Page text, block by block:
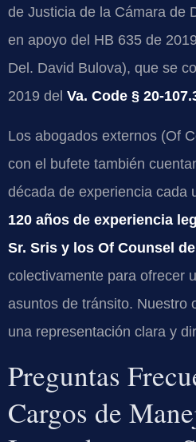
de Justicia de la Cámara de
en apoyo del HB 635 de
Del. David Bulova), que se
2019 del Va. Code § 20-
Los abogados externos (Of
con el bufete también
década de experiencia cada
120 años de experiencia
Sr. Sris y los Of Counsel
colectivamente para ofrecer
asuntos de tránsito. Nuestro
una representación clara y
Preguntas
Cargos de